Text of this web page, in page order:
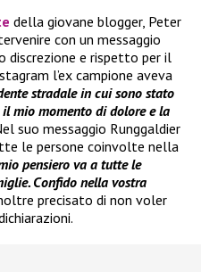
della giovane blogger, Peter
con un messaggio
discrezione e rispetto per il
l’ex campione aveva
stradale in cui sono stato
mio momento di dolore e la
suo messaggio Runggaldier
le persone coinvolte nella
pensiero va a tutte le
Confido nella vostra
precisato di non voler